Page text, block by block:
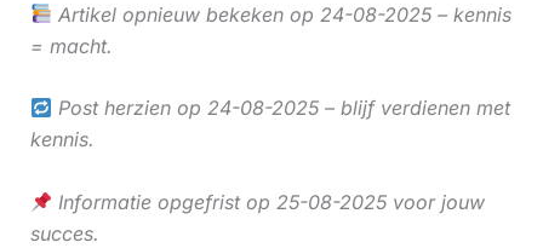
Artikel opnieuw bekeken op 24-08-2025 – kennis
= macht.
Post herzien op 24-08-2025 – blijf verdienen met
kennis.
Informatie opgefrist op 25-08-2025 voor jouw
succes.